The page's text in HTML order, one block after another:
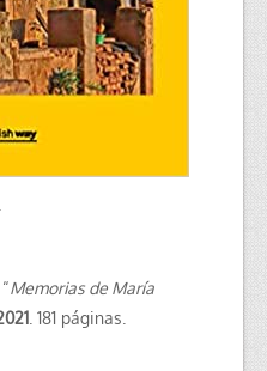
Memorias de María
. 181 páginas.